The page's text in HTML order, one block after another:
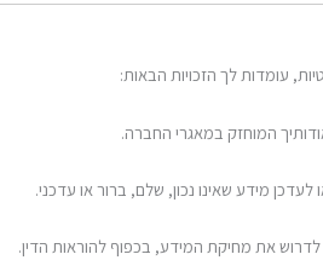
המוחזק במאגרי החברה.
מידע שאינו נכון, שלם, ברור או עדכני.
את מחיקת המידע, בכפוף להוראות הדין.